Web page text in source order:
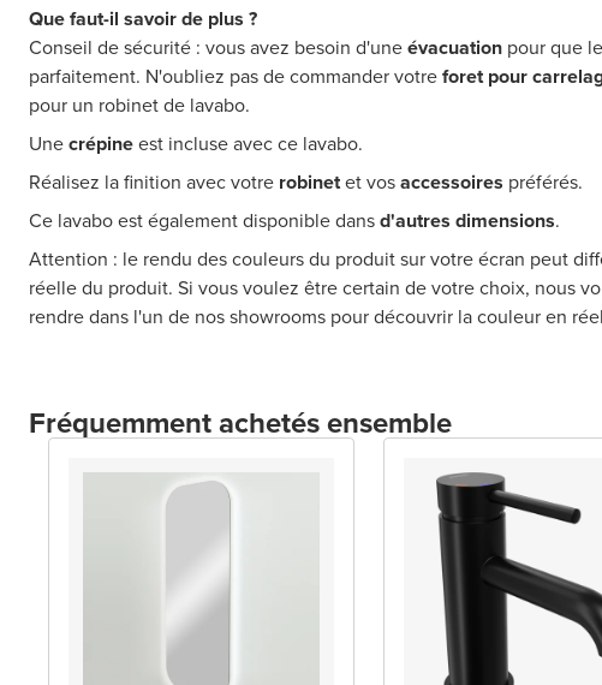
Que faut-il savoir de plus ?
Conseil de sécurité : vous avez besoin d'uneévacuation pour que
parfaitement. N'oubliez pas de commander votreforet pour
pour un robinet de lavabo.
Unecrépineest incluse avec ce lavabo.
Réalisez la finition avec votre robinetet vosaccessoires préférés.
Ce lavabo est également disponible dansd'autres dimensions.
Attention : le rendu des couleurs du produit sur votre écran peut
réelle du produit. Si vous voulez être certain de votre choix, nous
rendre dans l'un de nos showrooms pour découvrir la couleur en
Fréquemment achetés ensemble